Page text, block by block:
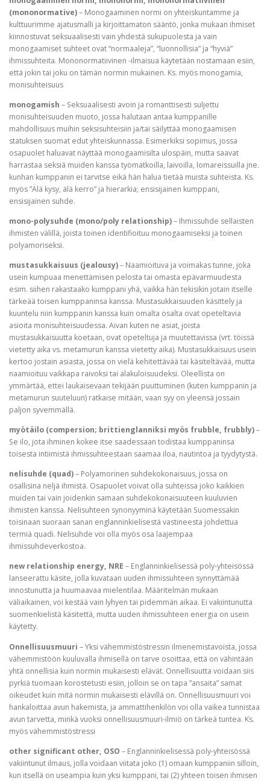
(mononormative)– Monogaaminen normi on yhteiskuntamme ja
kulttuurimme ajatusmalli ja kirjoittamaton sääntö, jonka mukaan ihmiset
kiinnostuvat seksuaalisesti vain yhdestä sukupuolesta ja vain
monogaamiset suhteet ovat “normaaleja”, “luonnollisia” ja “hyviä”
ihmissuhteita. Mononormatiivinen -ilmaisua käytetään nostamaan esiin,
että jokin tai joku on tämän normin mukainen. Ks. myös monogamia,
monisuhteisuus
monogamish – Seksuaalisesti avoin ja romanttisesti suljettu
monisuhteisuuden muoto, jossa halutaan antaa kumppanille
mahdollisuus muihin seksisuhteisiin ja/tai säilyttää monogaamisen
statuksen suomat edut yhteiskunnassa. Esimerkiksi sopimus, jossa
osapuolet haluavat näyttää monogaamisilta ulospäin, mutta saavat
harrastaa seksiä muiden kanssa työmatkoilla, laivoilla, lomareissuilla jne.
kunhan kumppanin ei tarvitse eikä hän halua tietää muista suhteista. Ks.
myös ”Älä kysy, älä kerro” ja hierarkia; ensisijainen kumppani,
ensisijainen suhde.
mono-polysuhde (mono/poly relationship)– Ihmissuhde sellaisten
ihmisten välillä, joista toinen identifioituu monogaamiseksi ja toinen
polyamoriseksi.
mustasukkaisuus (jealousy)– Naamioituva ja voimakas tunne, joka
usein kumpuaa menettämisen pelosta tai omasta epävarmuudesta
esim. siihen rakastaako kumppani yhä, vaikka hän tekisikin jotain itselle
tärkeää toisen kumppaninsa kanssa. Mustasukkaisuuden käsittely ja
kuuntelu niin kumppanin kanssa kuin omalta osalta ovat opeteltavia
asioita monisuhteisuudessa. Aivan kuten ne asiat, joista
mustasukkaisuutta koetaan, ovat opeteltuja ja muutettavissa (vrt. töissä
vietetty aika vs. metamurun kanssa vietetty aika). Mustasukkaisuus usein
kertoo jostain asiasta, jossa on vielä kehitettävää tai käsiteltävää, mutta
naamioituu vaikkapa raivoksi tai alakuloisuudeksi. Oleellista on
ymmärtää, ettei laukaisevaan tekijään puuttuminen (kuten kumppanin ja
metamurun suuteluun) ratkaise mitään, vaan syy on yleensä jossain
paljon syvemmällä.
myötäilo (compersion; brittienglanniksi myös frubble, frubbly)–
Se ilo, jota ihminen kokee itse saadessaan todistaa kumppaninsa
toisesta intiimistä ihmissuhteestaan saamaa iloa, nautintoa ja tyydytystä.
nelisuhde (quad)– Polyamorinen suhdekokonaisuus, jossa on
osallisina neljä ihmistä. Osapuolet voivat olla suhteissa joko kaikkien
muiden tai vain joidenkin samaan suhdekokonaisuuteen kuuluvien
ihmisten kanssa. Nelisuhteen synonyyminä käytetään Suomessakin
toisinaan suoraan sanan englanninkielisestä vastineesta johdettua
termiä quadi. Nelisuhde voi olla myös osa laajempaa
ihmissuhdeverkostoa.
new relationship energy, NRE – Englanninkielisessä poly-yhteisössä
lanseerattu käsite, jolla kuvataan uuden ihmissuhteen synnyttämää
innostunutta ja huumaavaa mielentilaa. Määritelmän mukaan
väliaikainen, voi kestää vain lyhyen tai pidemmän aikaa. Ei vakiintunutta
suomenkielistä käsitettä, mutta uuden ihmissuhteen energia on usein
käytetty.
Onnellisuusmuuri – Yksi vähemmistöstressin ilmenemistavoista, jossa
vähemmistöön kuuluvalla ihmisellä on tarve osoittaa, että on vähintään
yhtä onnellisia kuin normin mukaisesti elävät. Onnellisuutta voidaan siis
pyrkiä tuomaan korostetusti esiin, jolloin se on tapa ”ansaita” samat
oikeudet kuin mitä normin mukaisesti elävillä on. Onnellisuusmuuri voi
hankaloittaa avun hakemista, ja ammattihenkilön voi olla vaikea tunnistaa
avun tarvetta, minkä vuoksi onnellisuusmuuri-ilmiö on tärkeä tuntea. Ks.
myös vähemmistöstressi
other significant other, OSO – Englanninkielisessä poly-yhteisössä
vakiintunut ilmaus, jolla voidaan viitata joko (1) omaan kumppaniin silloin,
kun itsellä on useampia kuin yksi kumppani, tai (2) yhteen toisen ihmisen